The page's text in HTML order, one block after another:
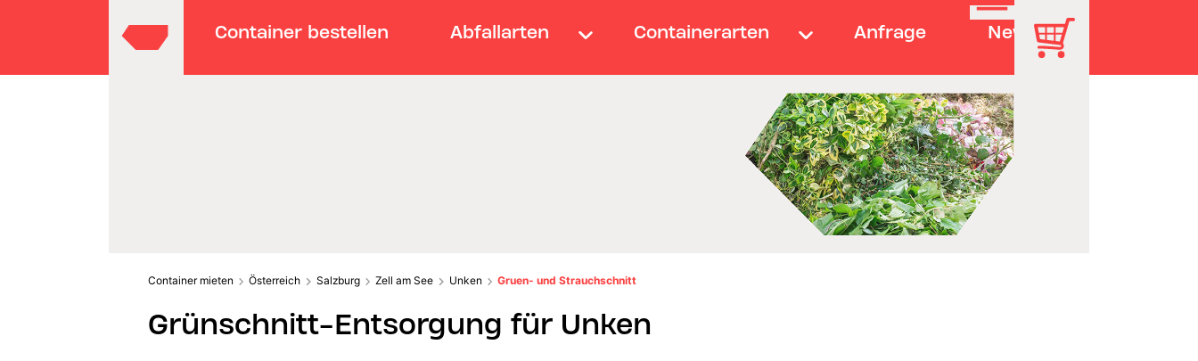
Container bestellen Abfallarten Containerarten Anfrage News
Container mieten Österreich Salzburg Zell am See Unken Gruen- und Strauchschnitt
Grünschnitt-Entsorgung für Unken